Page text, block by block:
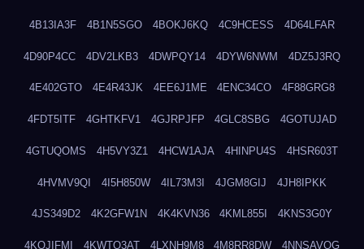
4B13IA3F 4B1N5SGO 4BOKJ6KQ 4C9HCESS 4D64LFAR
4D90P4CC 4DV2LKB3 4DWPQY14 4DYW6NWM 4DZ5J3RQ
4E402GTO 4E4R43JK 4EE6J1ME 4ENC34CO 4F88GRG8
4FDT5ITF 4GHTKFV1 4GJRPJFP 4GLC8SBG 4GOTUJAD
4GTUQOMS 4H5VY3Z1 4HCW1AJA 4HINPU4S 4HSR603T
4HVMV9QI 4I5H850W 4IL73M3I 4JGM8GIJ 4JH8IPKK
4JS349D2 4K2GFW1N 4K4KVN36 4KML855I 4KNS3G0Y
4KQJIFMI 4KWTO3AT 4LXNH9M8 4M8RR8DW 4NNSAVOG